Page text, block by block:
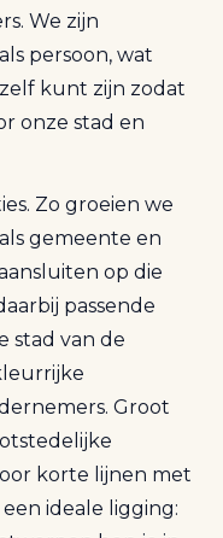
We zijn
persoon, wat
kunt zijn zodat
onze stad en
Zo groeien we
gemeente en
op die
passende
stad van de
Groot
korte lijnen met
ideale ligging: